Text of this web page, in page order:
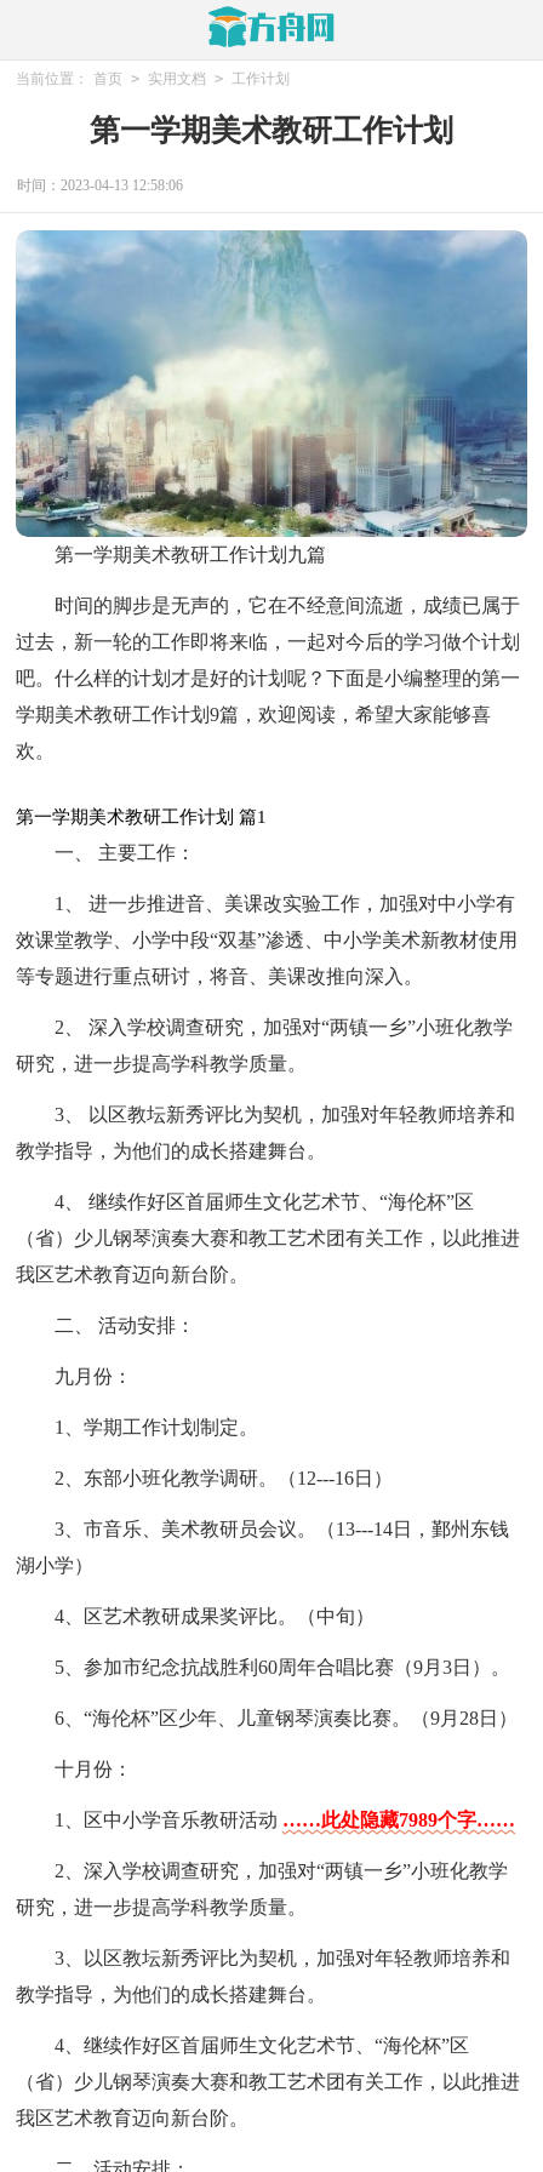
当前位置： 首页 > 实用文档 > 工作计划
第一学期美术教研工作计划
时间：2023-04-13 12:58:06
第一学期美术教研工作计划九篇
时间的脚步是无声的，它在不经意间流逝，成绩已属于
过去，新一轮的工作即将来临，一起对今后的学习做个计划
吧。什么样的计划才是好的计划呢？下面是小编整理的第一
学期美术教研工作计划9篇，欢迎阅读，希望大家能够喜
欢。
第一学期美术教研工作计划 篇1
一、 主要工作：
1、 进一步推进音、美课改实验工作，加强对中小学有
效课堂教学、小学中段“双基”渗透、中小学美术新教材使用
等专题进行重点研讨，将音、美课改推向深入。
2、 深入学校调查研究，加强对“两镇一乡”小班化教学
研究，进一步提高学科教学质量。
3、 以区教坛新秀评比为契机，加强对年轻教师培养和
教学指导，为他们的成长搭建舞台。
4、 继续作好区首届师生文化艺术节、“海伦杯”区
（省）少儿钢琴演奏大赛和教工艺术团有关工作，以此推进
我区艺术教育迈向新台阶。
二、 活动安排：
九月份：
1、学期工作计划制定。
2、东部小班化教学调研。（12---16日）
3、市音乐、美术教研员会议。（13---14日，鄞州东钱
湖小学）
4、区艺术教研成果奖评比。（中旬）
5、参加市纪念抗战胜利60周年合唱比赛（9月3日）。
6、“海伦杯”区少年、儿童钢琴演奏比赛。（9月28日）
十月份：
1、区中小学音乐教研活动 ……此处隐藏7989个字……
2、深入学校调查研究，加强对“两镇一乡”小班化教学
研究，进一步提高学科教学质量。
3、以区教坛新秀评比为契机，加强对年轻教师培养和
教学指导，为他们的成长搭建舞台。
4、继续作好区首届师生文化艺术节、“海伦杯”区
（省）少儿钢琴演奏大赛和教工艺术团有关工作，以此推进
我区艺术教育迈向新台阶。